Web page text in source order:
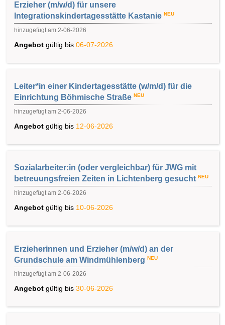
Erzieher (m/w/d) für unsere
Integrationskindertagesstätte Kastanie NEU
hinzugefügt am 2-06-2026
Angebot gültig bis 06-07-2026
Leiter*in einer Kindertagesstätte (w/m/d) für die
Einrichtung Böhmische Straße NEU
hinzugefügt am 2-06-2026
Angebot gültig bis 12-06-2026
Sozialarbeiter:in (oder vergleichbar) für JWG mit
betreuungsfreien Zeiten in Lichtenberg gesucht NEU
hinzugefügt am 2-06-2026
Angebot gültig bis 10-06-2026
Erzieherinnen und Erzieher (m/w/d) an der
Grundschule am Windmühlenberg NEU
hinzugefügt am 2-06-2026
Angebot gültig bis 30-06-2026